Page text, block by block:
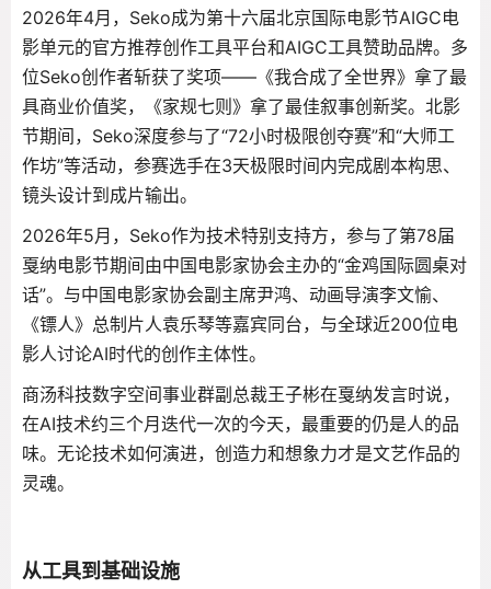
2026年4月，Seko成为第十六届北京国际电影节AIGC电
影单元的官方推荐创作工具平台和AIGC工具赞助品牌。多
位Seko创作者斩获了奖项——《我合成了全世界》拿了最
具商业价值奖，《家规七则》拿了最佳叙事创新奖。北影
节期间，Seko深度参与了“72小时极限创夺赛”和“大师工
作坊”等活动，参赛选手在3天极限时间内完成剧本构思、
镜头设计到成片输出。
2026年5月，Seko作为技术特别支持方，参与了第78届
戛纳电影节期间由中国电影家协会主办的“金鸡国际圆桌对
话”。与中国电影家协会副主席尹鸿、动画导演李文愉、
《镖人》总制片人袁乐琴等嘉宾同台，与全球近200位电
影人讨论AI时代的创作主体性。
商汤科技数字空间事业群副总裁王子彬在戛纳发言时说，
在AI技术约三个月迭代一次的今天，最重要的仍是人的品
味。无论技术如何演进，创造力和想象力才是文艺作品的
灵魂。
从工具到基础设施